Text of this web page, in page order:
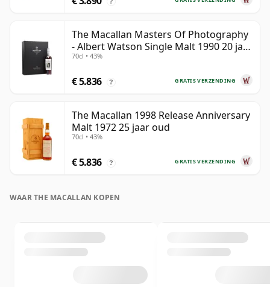
The Macallan Masters Of Photography
- Albert Watson Single Malt 1990 20 jaar
oud
70cl • 43%
GRATIS VERZENDING
€ 5.836 ?
The Macallan 1998 Release Anniversary
Malt 1972 25 jaar oud
70cl • 43%
GRATIS VERZENDING
€ 5.836 ?
WAAR THE MACALLAN KOPEN